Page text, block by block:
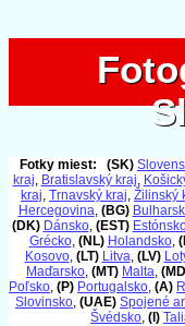
Fotky miest: (SK)
kraj, Bratislavský kraj,
kraj, Trnavský kraj, Žilinský
Hercegovina, (BG)
(DK) Dánsko, (EST)
Grécko, (NL) Holandsko,
Kosovo, (LT) Litva, (LV)
Maďarsko, (MT) Malta,
Poľsko, (P) Portugalsko, (A)
Slovinsko, (UAE) Spojené
Švédsko, (I)